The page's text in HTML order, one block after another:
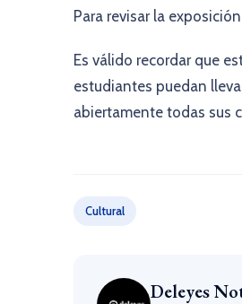
Para revisar la
Es válido recordar que
estudiantes puedan
abiertamente todas sus
Cultural
Deleyes